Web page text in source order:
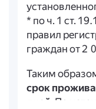
* по ч. 1 ст.
правил
граждан от 2
Таким
срок
дней . По